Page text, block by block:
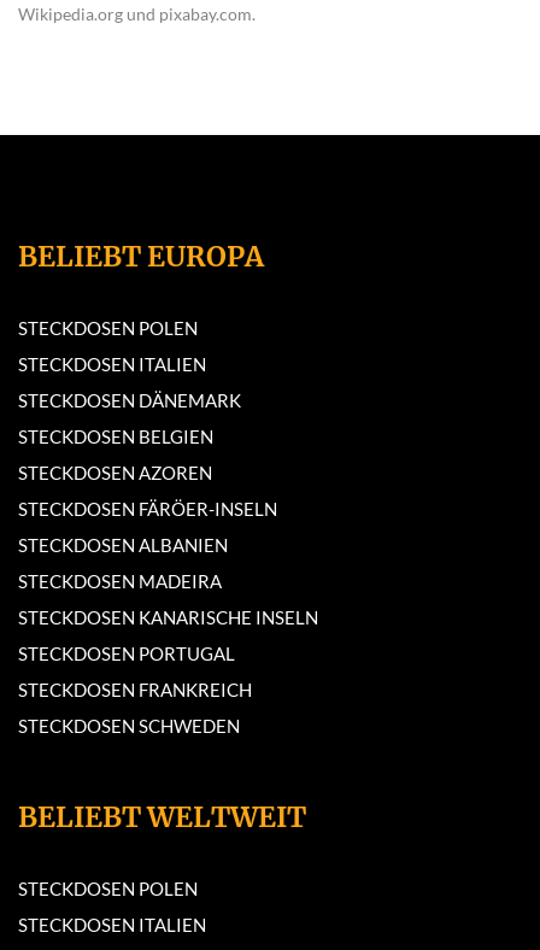
Wikipedia.org und pixabay.com.
BELIEBT EUROPA
STECKDOSEN POLEN
STECKDOSEN ITALIEN
STECKDOSEN DÄNEMARK
STECKDOSEN BELGIEN
STECKDOSEN AZOREN
STECKDOSEN FÄRÖER-INSELN
STECKDOSEN ALBANIEN
STECKDOSEN MADEIRA
STECKDOSEN KANARISCHE INSELN
STECKDOSEN PORTUGAL
STECKDOSEN FRANKREICH
STECKDOSEN SCHWEDEN
BELIEBT WELTWEIT
STECKDOSEN POLEN
STECKDOSEN ITALIEN